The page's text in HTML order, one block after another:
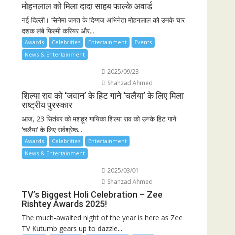
मोहनलाल को मिला दादा साहब फाल्के अवार्ड
नई दिल्ली। सिनेमा जगत के दिग्गज अभिनेता मोहनलाल को उनके चार
दशक लंबे फिल्मी करियर और...
Awards Celebrities Entertainment
Events
News & Entertainment
2025/09/23
Shahzad Ahmed
शिल्पा राव को ‘जवान’ के हिट गाने ‘चलैया’ के लिए मिला
राष्ट्रीय पुरस्कार
आज, 23 सितंबर को मशहूर गायिका शिल्पा राव को उनके हिट गाने
‘चलैया’ के लिए सर्वश्रेष्ठ...
Awards Celebrities
Entertainment
News & Entertainment
2025/03/01
Shahzad Ahmed
TV’s Biggest Holi Celebration – Zee
Rishtey Awards 2025!
The much-awaited night of the year is here as Zee
TV Kutumb gears up to dazzle...